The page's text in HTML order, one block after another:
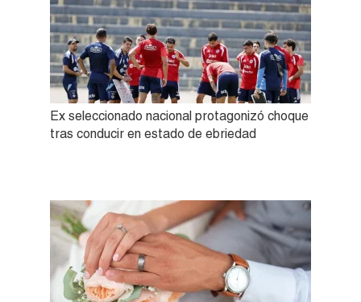
Ex seleccionado nacional protagonizó choque
tras conducir en estado de ebriedad